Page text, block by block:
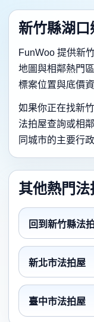
新竹縣湖口
FunWoo 提供新
地圖與相鄰熱門
標案位置與底價
如果你正在找新
法拍屋查詢或相
同城市的主要行
其他熱門法
回到新竹縣法
新北市法拍屋
臺中市法拍屋